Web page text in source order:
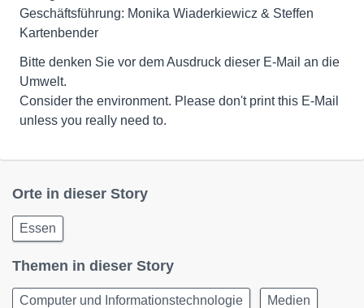
Geschäftsführung: Monika Wiaderkiewicz & Steffen
Kartenbender
Bitte denken Sie vor dem Ausdruck dieser E-Mail an die
Umwelt.
Consider the environment. Please don't print this E-Mail
unless you really need to.
Orte in dieser Story
Essen
Themen in dieser Story
Computer und Informationstechnologie Medien